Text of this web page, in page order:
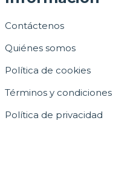
Contáctenos
Quiénes somos
Política de cookies
Términos y condiciones
Política de privacidad